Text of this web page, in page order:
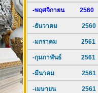
-พฤศจิกายน 2560
-ธันวาคม 2560
-มกราคม 2561
-กุมภาพันธ์ 2561
-มีนาคม 2561
-เมษายน 2561